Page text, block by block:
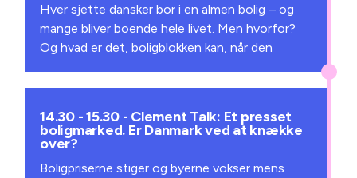
Hver sjette dansker bor i en almen bolig – og
mange bliver boende hele livet. Men hvorfor?
Og hvad er det, boligblokken kan, når den
almene boliger med sociale udfordringer, men
kvaliteter: gode boliger, grønne områder,
demokrati, boligsociale indsatser og
fællesskaber. Alligevel er boligblokken ofte
14.30 - 15.30 - Clement Talk: Et presset
boligmarked. Er Danmark ved at knække
over?
Boligpriserne stiger og byerne vokser mens